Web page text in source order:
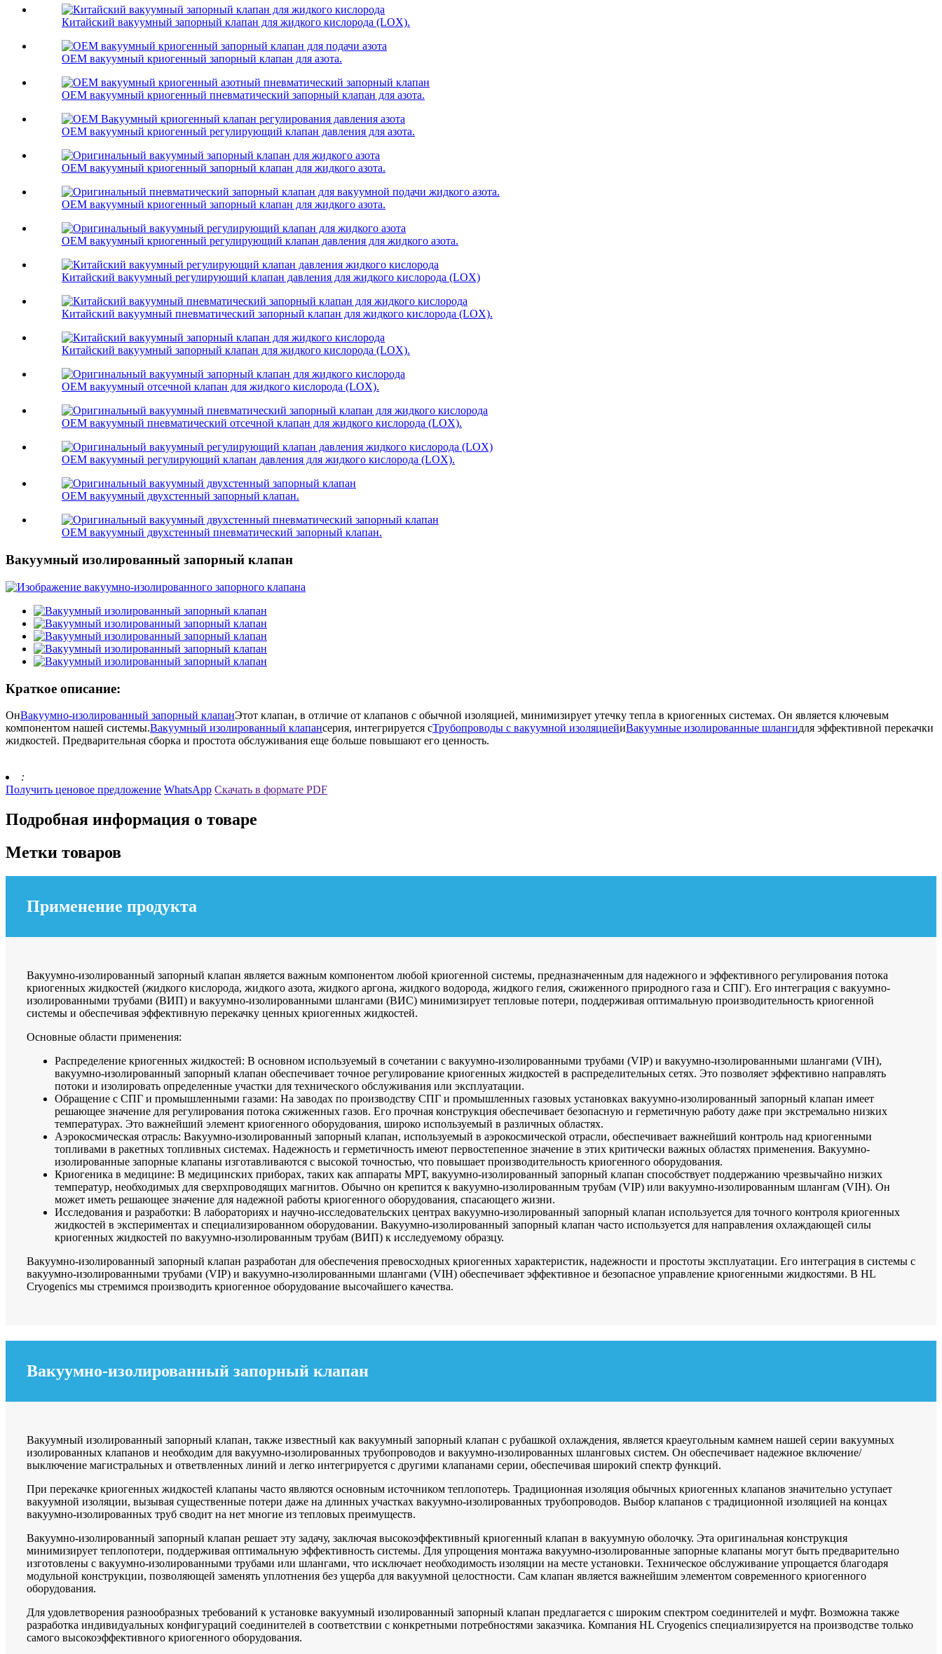
Китайский вакуумный запорный клапан для жидкого кислорода (LOX).
OEM вакуумный криогенный запорный клапан для азота.
OEM вакуумный криогенный пневматический запорный клапан для азота.
OEM вакуумный криогенный регулирующий клапан давления для азота.
OEM вакуумный криогенный запорный клапан для жидкого азота.
OEM вакуумный криогенный запорный клапан для жидкого азота.
OEM вакуумный криогенный регулирующий клапан давления для жидкого азота.
Китайский вакуумный регулирующий клапан давления для жидкого кислорода (LOX)
Китайский вакуумный пневматический запорный клапан для жидкого кислорода (LOX).
Китайский вакуумный запорный клапан для жидкого кислорода (LOX).
OEM вакуумный отсечной клапан для жидкого кислорода (LOX).
OEM вакуумный пневматический отсечной клапан для жидкого кислорода (LOX).
OEM вакуумный регулирующий клапан давления для жидкого кислорода (LOX).
OEM вакуумный двухстенный запорный клапан.
OEM вакуумный двухстенный пневматический запорный клапан.
Вакуумный изолированный запорный клапан
Краткое описание:
ОнВакуумно-изолированный запорный клапанЭтот клапан, в отличие от клапанов с обычной изоляцией, минимизирует утечку тепла в криогенных системах. Он является ключевым
компонентом нашей системы.Вакуумный изолированный клапансерия, интегрируется сТрубопроводы с вакуумной изоляциейиВакуумные изолированные шлангидля эффективной перекачки
жидкостей. Предварительная сборка и простота обслуживания еще больше повышают его ценность.
:
Получить ценовое предложение WhatsApp Скачать в формате PDF
Подробная информация о товаре
Метки товаров
Применение продукта
Вакуумно-изолированный запорный клапан является важным компонентом любой криогенной системы, предназначенным для надежного и эффективного регулирования потока
криогенных жидкостей (жидкого кислорода, жидкого азота, жидкого аргона, жидкого водорода, жидкого гелия, сжиженного природного газа и СПГ). Его интеграция с вакуумно-
изолированными трубами (ВИП) и вакуумно-изолированными шлангами (ВИС) минимизирует тепловые потери, поддерживая оптимальную производительность криогенной
системы и обеспечивая эффективную перекачку ценных криогенных жидкостей.
Основные области применения:
Распределение криогенных жидкостей: В основном используемый в сочетании с вакуумно-изолированными трубами (VIP) и вакуумно-изолированными шлангами (VIH),
вакуумно-изолированный запорный клапан обеспечивает точное регулирование криогенных жидкостей в распределительных сетях. Это позволяет эффективно направлять
потоки и изолировать определенные участки для технического обслуживания или эксплуатации.
Обращение с СПГ и промышленными газами: На заводах по производству СПГ и промышленных газовых установках вакуумно-изолированный запорный клапан имеет
решающее значение для регулирования потока сжиженных газов. Его прочная конструкция обеспечивает безопасную и герметичную работу даже при экстремально низких
температурах. Это важнейший элемент криогенного оборудования, широко используемый в различных областях.
Аэрокосмическая отрасль: Вакуумно-изолированный запорный клапан, используемый в аэрокосмической отрасли, обеспечивает важнейший контроль над криогенными
топливами в ракетных топливных системах. Надежность и герметичность имеют первостепенное значение в этих критически важных областях применения. Вакуумно-
изолированные запорные клапаны изготавливаются с высокой точностью, что повышает производительность криогенного оборудования.
Криогеника в медицине: В медицинских приборах, таких как аппараты МРТ, вакуумно-изолированный запорный клапан способствует поддержанию чрезвычайно низких
температур, необходимых для сверхпроводящих магнитов. Обычно он крепится к вакуумно-изолированным трубам (VIP) или вакуумно-изолированным шлангам (VIH). Он
может иметь решающее значение для надежной работы криогенного оборудования, спасающего жизни.
Исследования и разработки: В лабораториях и научно-исследовательских центрах вакуумно-изолированный запорный клапан используется для точного контроля криогенных
жидкостей в экспериментах и ​​специализированном оборудовании. Вакуумно-изолированный запорный клапан часто используется для направления охлаждающей силы
криогенных жидкостей по вакуумно-изолированным трубам (ВИП) к исследуемому образцу.
Вакуумно-изолированный запорный клапан разработан для обеспечения превосходных криогенных характеристик, надежности и простоты эксплуатации. Его интеграция в системы с
вакуумно-изолированными трубами (VIP) и вакуумно-изолированными шлангами (VIH) обеспечивает эффективное и безопасное управление криогенными жидкостями. В HL
Cryogenics мы стремимся производить криогенное оборудование высочайшего качества.
Вакуумно-изолированный запорный клапан
Вакуумный изолированный запорный клапан, также известный как вакуумный запорный клапан с рубашкой охлаждения, является краеугольным камнем нашей серии вакуумных
изолированных клапанов и необходим для вакуумно-изолированных трубопроводов и вакуумно-изолированных шланговых систем. Он обеспечивает надежное включение/
выключение магистральных и ответвленных линий и легко интегрируется с другими клапанами серии, обеспечивая широкий спектр функций.
При перекачке криогенных жидкостей клапаны часто являются основным источником теплопотерь. Традиционная изоляция обычных криогенных клапанов значительно уступает
вакуумной изоляции, вызывая существенные потери даже на длинных участках вакуумно-изолированных трубопроводов. Выбор клапанов с традиционной изоляцией на концах
вакуумно-изолированных труб сводит на нет многие из тепловых преимуществ.
Вакуумно-изолированный запорный клапан решает эту задачу, заключая высокоэффективный криогенный клапан в вакуумную оболочку. Эта оригинальная конструкция
минимизирует теплопотери, поддерживая оптимальную эффективность системы. Для упрощения монтажа вакуумно-изолированные запорные клапаны могут быть предварительно
изготовлены с вакуумно-изолированными трубами или шлангами, что исключает необходимость изоляции на месте установки. Техническое обслуживание упрощается благодаря
модульной конструкции, позволяющей заменять уплотнения без ущерба для вакуумной целостности. Сам клапан является важнейшим элементом современного криогенного
оборудования.
Для удовлетворения разнообразных требований к установке вакуумный изолированный запорный клапан предлагается с широким спектром соединителей и муфт. Возможна также
разработка индивидуальных конфигураций соединителей в соответствии с конкретными потребностями заказчика. Компания HL Cryogenics специализируется на производстве только
самого высокоэффективного криогенного оборудования.